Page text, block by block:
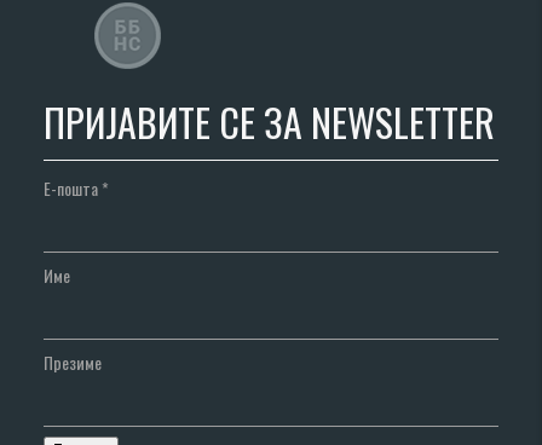
ПРИЈАВИТЕ СЕ ЗА NEWSLETTER
Е-пошта*
Име
Презиме